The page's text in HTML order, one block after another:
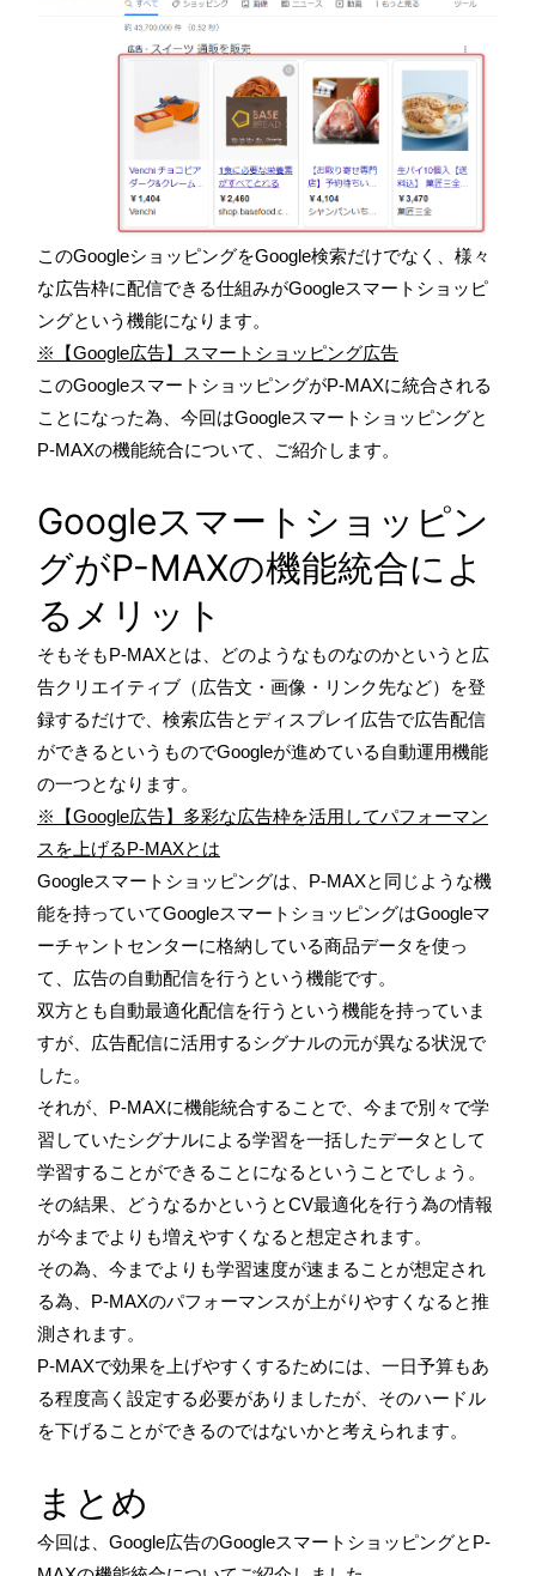
このGoogleショッピングをGoogle検索だけでなく、様々
な広告枠に配信できる仕組みがGoogleスマートショッピ
ングという機能になります。
※【Google広告】スマートショッピング広告
このGoogleスマートショッピングがP-MAXに統合される
ことになった為、今回はGoogleスマートショッピングと
P-MAXの機能統合について、ご紹介します。
Googleスマートショッピン
グがP-MAXの機能統合によ
るメリット
そもそもP-MAXとは、どのようなものなのかというと 広
告クリエイティブ（広告文・画像・リンク先など）を登
録するだけで、検索広告とディスプレイ広告で広告配信
ができるというものでGoogleが進めている自動運用機能
の一つとなります。
※【Google広告】多彩な広告枠を活用してパフォーマン
スを上げるP-MAXとは
Googleスマートショッピングは、P-MAXと同じような機
能を持っていてGoogleスマートショッピングはGoogleマ
ーチャントセンターに格納している商品データを使っ
て、広告の自動配信を行うという機能です。
双方とも自動最適化配信を行うという機能を持っていま
すが、広告配信に活用するシグナルの元が異なる状況で
した。
それが、P-MAXに機能統合することで、今まで別々で学
習していたシグナルによる学習を一括したデータとして
学習することができることになるということでしょう。
その結果、どうなるかというとCV最適化を行う為の情報
が今までよりも増えやすくなると想定されます。
その為、今までよりも学習速度が速まることが想定され
る為、P-MAXのパフォーマンスが上がりやすくなると推
測されます。
P-MAXで効果を上げやすくするためには、一日予算もあ
る程度高く設定する必要がありましたが、そのハードル
を下げることができるのではないかと考えられます。
まとめ
今回は、Google広告のGoogleスマートショッピングとP-